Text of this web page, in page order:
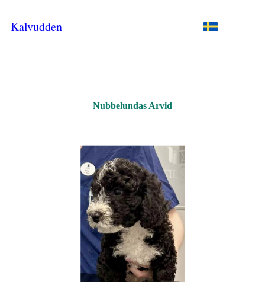
Kalvudden
Nubbelundas Arvid